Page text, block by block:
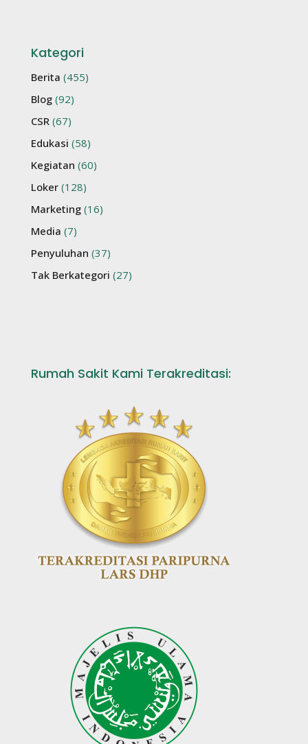
Kategori
Berita (455)
Blog (92)
CSR (67)
Edukasi (58)
Kegiatan (60)
Loker (128)
Marketing (16)
Media (7)
Penyuluhan (37)
Tak Berkategori (27)
Rumah Sakit Kami Terakreditasi: